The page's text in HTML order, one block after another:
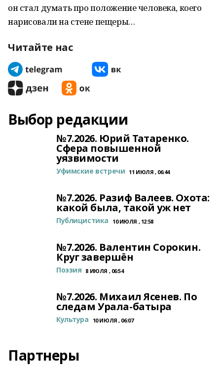
он стал думать про положение человека, коего
нарисовали на стене пещеры…
Читайте нас
Выбор редакции
№7.2026. Юрий Татаренко.
Сфера повышенной
уязвимости
Уфимские встречи 11 ИЮЛЯ , 06:44
№7.2026. Разиф Валеев. Охота:
какой была, такой уж нет
Публицистика 10 ИЮЛЯ , 12:58
№7.2026. Валентин Сорокин.
Круг завершён
Поэзия 8 ИЮЛЯ , 06:54
№7.2026. Михаил Ясенев. По
следам Урала-батыра
Культура 10 ИЮЛЯ , 06:07
Партнеры